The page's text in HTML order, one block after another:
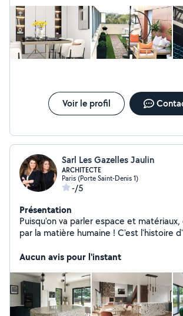
Voir le profil
Sarl Les Gazelles Jaulin
ARCHITECTE
Paris (Porte Saint-Denis 1)
-/5
Présentation
Puisqu'on va parler espace et
par la matière humaine ! C'est l'histoire
opposées présumées partagent en
conception des espaces vivants et du
matériaux nobles, qu'elles dessinent à
journée. Mais se sont aussi deux fortes
Aucun avis pour l'instant